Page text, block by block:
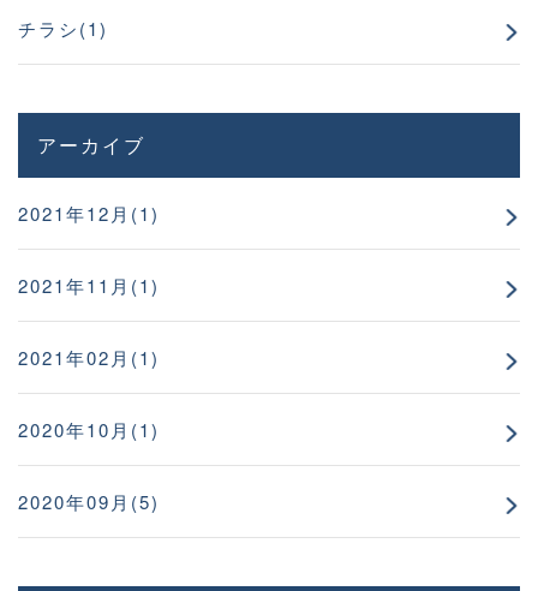
チラシ(1)
アーカイブ
2021年12月(1)
2021年11月(1)
2021年02月(1)
2020年10月(1)
2020年09月(5)